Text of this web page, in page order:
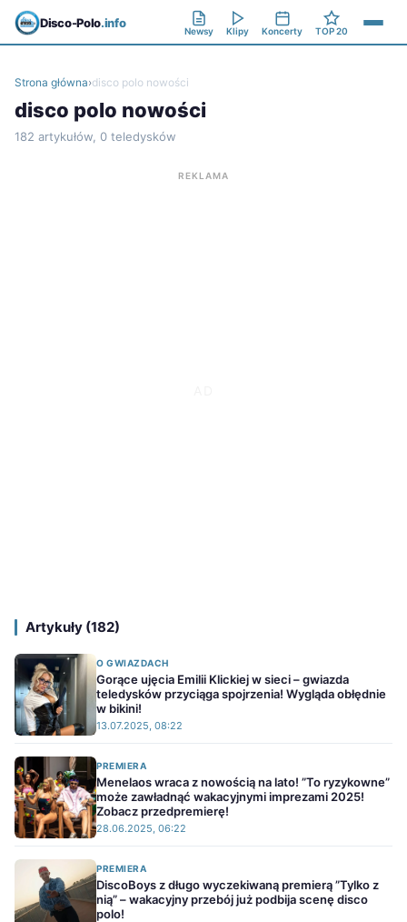
Disco-Polo.info
Newsy Klipy Koncerty TOP 20
Strona główna›disco polo nowości
disco polo nowości
182 artykułów, 0 teledysków
REKLAMA
Artykuły (182)
O GWIAZDACH
Gorące ujęcia Emilii Klickiej w sieci – gwiazda
teledysków przyciąga spojrzenia! Wygląda obłędnie
w bikini!
13.07.2025, 08:22
PREMIERA
Menelaos wraca z nowością na lato! ”To ryzykowne”
może zawładnąć wakacyjnymi imprezami 2025!
Zobacz przedpremierę!
28.06.2025, 06:22
PREMIERA
DiscoBoys z długo wyczekiwaną premierą ”Tylko z
nią” – wakacyjny przebój już podbija scenę disco
polo!